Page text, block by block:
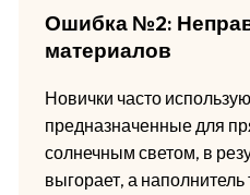
Ошибка №2:
материалов
Новички часто
предназначенные для
солнечным светом, в
выгорает, а